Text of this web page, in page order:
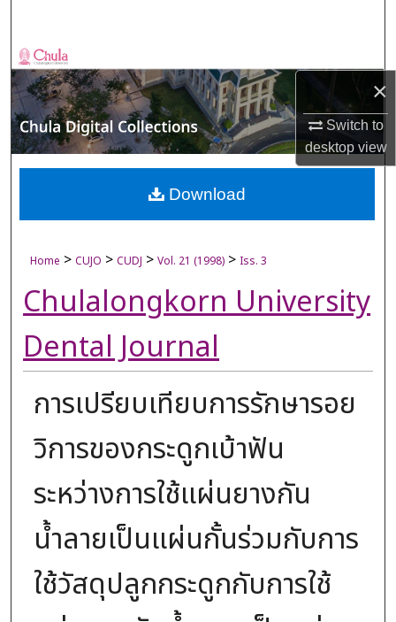
×
Switch to
desktopview
Browse Collections
My Account
About
Digital Commons Network™
Home > CUJO > CUDJ > Vol. 21 (1998) > Iss. 3
Chulalongkorn University
Dental Journal
การเปรียบเทียบการรักษารอย
วิการของกระดูกเบ้าฟัน
ระหว่างการใช้แผ่นยางกัน
น้ำลายเป็นแผ่นกั้นร่วมกับการ
ใช้วัสดุปลูกกระดูกกับการใช้
Download